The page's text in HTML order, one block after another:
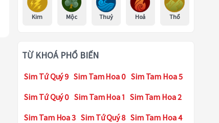
Kim Mộc Thuỷ Hoả Thổ
TỪ KHOÁ PHỔ BIẾN
Sim Tứ Quý 9 Sim Tam Hoa 0 Sim Tam Hoa 5
Sim Tứ Quý 0 Sim Tam Hoa 1 Sim Tam Hoa 2
Sim Tam Hoa 3 Sim Tứ Quý 8 Sim Tam Hoa 4